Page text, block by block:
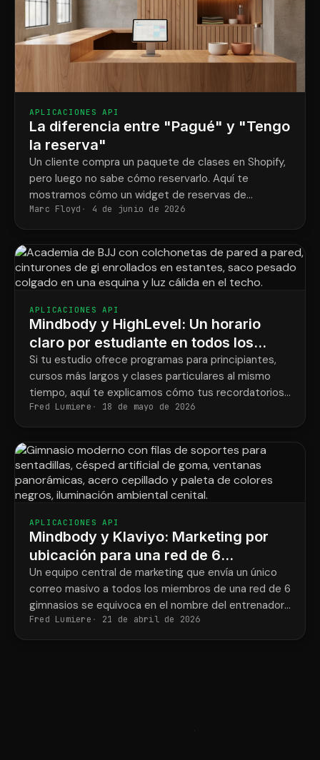
APLICACIONES API
La diferencia entre "Pagué" y "Tengo
la reserva"
Un cliente compra un paquete de clases en Shopify,
pero luego no sabe cómo reservarlo. Aquí te
mostramos cómo un widget de reservas de
Mindbody y ShopConnect solucionan ese problema
definitivamente.
Marc Floyd 4 de junio de 2026
APLICACIONES API
Mindbody y HighLevel: Un horario
claro por estudiante en todos los
programas.
Si tu estudio ofrece programas para principiantes,
cursos más largos y clases particulares al mismo
tiempo, aquí te explicamos cómo tus recordatorios
finalmente coincidirán con lo que cada estudiante ha
reservado.
Fred Lumiere 18 de mayo de 2026
APLICACIONES API
Mindbody y Klaviyo: Marketing por
ubicación para una red de 6
gimnasios de entrenamiento de
fuerza.
Un equipo central de marketing que envía un único
correo masivo a todos los miembros de una red de 6
gimnasios se equivoca en el nombre del entrenador
y la dirección del gimnasio la mitad de las veces.
Fred Lumiere 21 de abril de 2026